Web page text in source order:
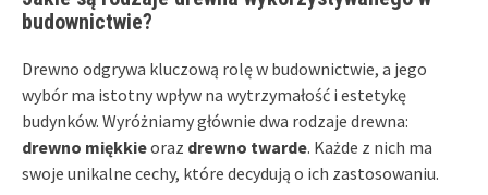
budownictwie?
Drewno odgrywa kluczową rolę w budownictwie, a jego
wybór ma istotny wpływ na wytrzymałość i estetykę
budynków. Wyróżniamy głównie dwa rodzaje drewna:
drewno miękkieoraz drewno twarde. Każde z nich ma
swoje unikalne cechy, które decydują o ich zastosowaniu.